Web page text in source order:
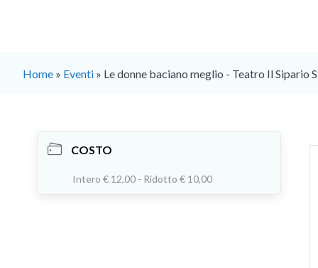
Home » Eventi » Le donne baciano meglio - Teatro Il Sipario
COSTO
Intero € 12,00 - Ridotto € 10,00